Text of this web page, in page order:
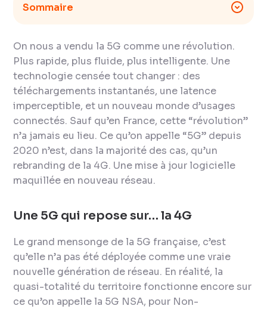
Sommaire
On nous a vendu la 5G comme une révolution.
Plus rapide, plus fluide, plus intelligente. Une
technologie censée tout changer : des
téléchargements instantanés, une latence
imperceptible, et un nouveau monde d’usages
connectés. Sauf qu’en France, cette “révolution”
n’a jamais eu lieu. Ce qu’on appelle “5G” depuis
2020 n’est, dans la majorité des cas, qu’un
rebranding de la 4G. Une mise à jour logicielle
maquillée en nouveau réseau.
Une 5G qui repose sur… la 4G
Le grand mensonge de la 5G française, c’est
qu’elle n’a pas été déployée comme une vraie
nouvelle génération de réseau. En réalité, la
quasi-totalité du territoire fonctionne encore sur
ce qu’on appelle la 5G NSA, pour Non-